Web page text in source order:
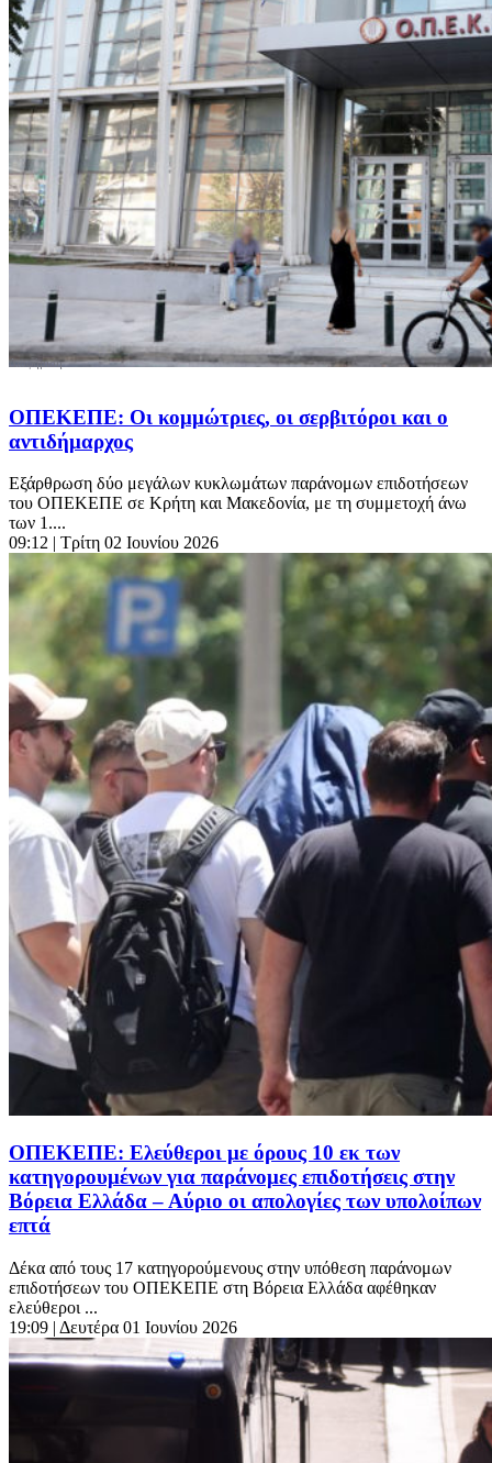
ΟΠΕΚΕΠΕ: Οι κομμώτριες, οι σερβιτόροι και ο
αντιδήμαρχος
Εξάρθρωση δύο μεγάλων κυκλωμάτων παράνομων επιδοτήσεων
του ΟΠΕΚΕΠΕ σε Κρήτη και Μακεδονία, με τη συμμετοχή άνω
των 1....
09:12 | Τρίτη 02 Ιουνίου 2026
ΟΠΕΚΕΠΕ: Ελεύθεροι με όρους 10 εκ των
κατηγορουμένων για παράνομες επιδοτήσεις στην
Βόρεια Ελλάδα – Αύριο οι απολογίες των υπολοίπων
επτά
Δέκα από τους 17 κατηγορούμενους στην υπόθεση παράνομων
επιδοτήσεων του ΟΠΕΚΕΠΕ στη Βόρεια Ελλάδα αφέθηκαν
ελεύθεροι ...
19:09 | Δευτέρα 01 Ιουνίου 2026